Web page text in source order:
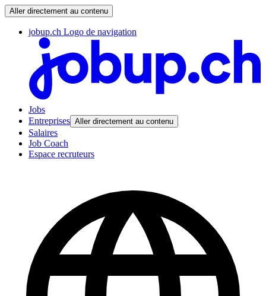
Aller directement au contenu
jobup.ch Logo de navigation
Jobs
Entreprises Aller directement au contenu
Salaires
Job Coach
Espace recruteurs